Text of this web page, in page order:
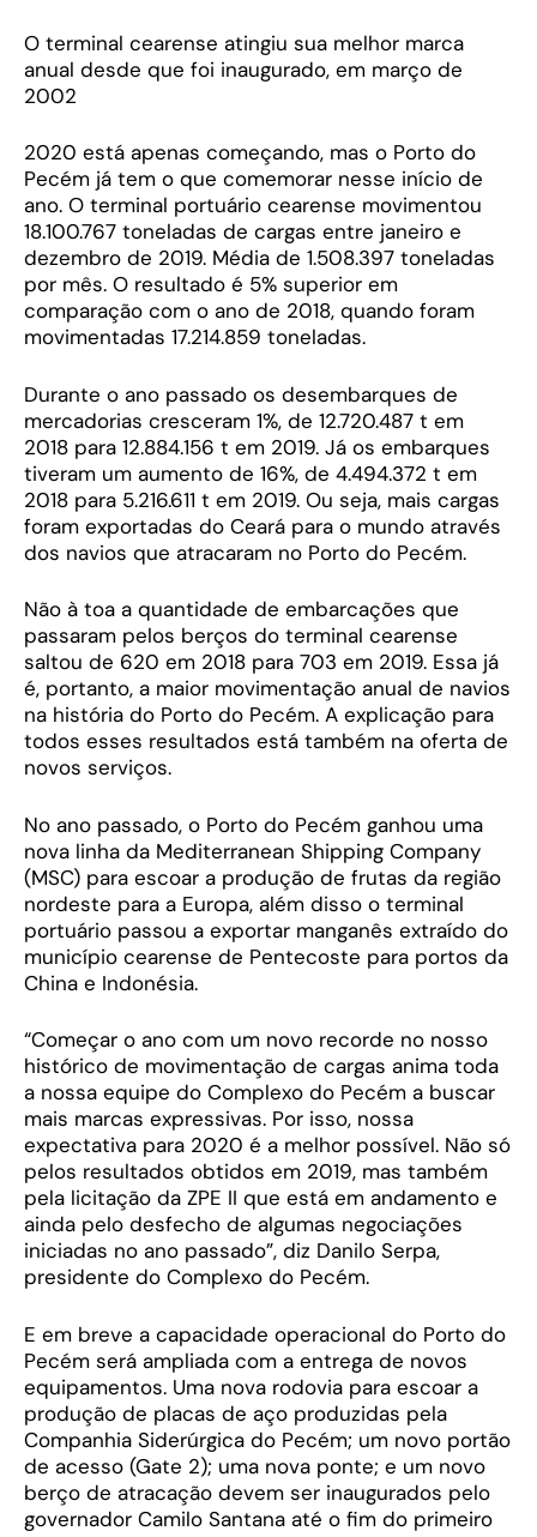
O terminal cearense atingiu sua melhor marca
anual desde que foi inaugurado, em março de
2002
2020 está apenas começando, mas o Porto do
Pecém já tem o que comemorar nesse início de
ano. O terminal portuário cearense movimentou
18.100.767 toneladas de cargas entre janeiro e
dezembro de 2019. Média de 1.508.397 toneladas
por mês. O resultado é 5% superior em
comparação com o ano de 2018, quando foram
movimentadas 17.214.859 toneladas.
Durante o ano passado os desembarques de
mercadorias cresceram 1%, de 12.720.487 t em
2018 para 12.884.156 t em 2019. Já os embarques
tiveram um aumento de 16%, de 4.494.372 t em
2018 para 5.216.611 t em 2019. Ou seja, mais cargas
foram exportadas do Ceará para o mundo através
dos navios que atracaram no Porto do Pecém.
Não à toa a quantidade de embarcações que
passaram pelos berços do terminal cearense
saltou de 620 em 2018 para 703 em 2019. Essa já
é, portanto, a maior movimentação anual de navios
na história do Porto do Pecém. A explicação para
todos esses resultados está também na oferta de
novos serviços.
No ano passado, o Porto do Pecém ganhou uma
nova linha da Mediterranean Shipping Company
(MSC) para escoar a produção de frutas da região
nordeste para a Europa, além disso o terminal
portuário passou a exportar manganês extraído do
município cearense de Pentecoste para portos da
China e Indonésia.
“Começar o ano com um novo recorde no nosso
histórico de movimentação de cargas anima toda
a nossa equipe do Complexo do Pecém a buscar
mais marcas expressivas. Por isso, nossa
expectativa para 2020 é a melhor possível. Não só
pelos resultados obtidos em 2019, mas também
pela licitação da ZPE II que está em andamento e
ainda pelo desfecho de algumas negociações
iniciadas no ano passado”, diz Danilo Serpa,
presidente do Complexo do Pecém.
E em breve a capacidade operacional do Porto do
Pecém será ampliada com a entrega de novos
equipamentos. Uma nova rodovia para escoar a
produção de placas de aço produzidas pela
Companhia Siderúrgica do Pecém; um novo portão
de acesso (Gate 2); uma nova ponte; e um novo
berço de atracação devem ser inaugurados pelo
governador Camilo Santana até o fim do primeiro